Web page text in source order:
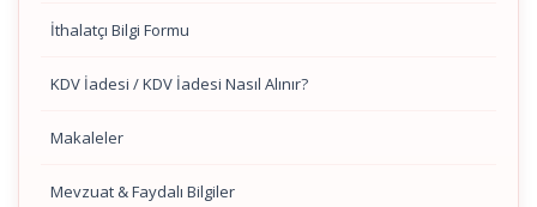
İthalatçı Bilgi Formu
KDV İadesi / KDV İadesi Nasıl Alınır?
Makaleler
Mevzuat & Faydalı Bilgiler